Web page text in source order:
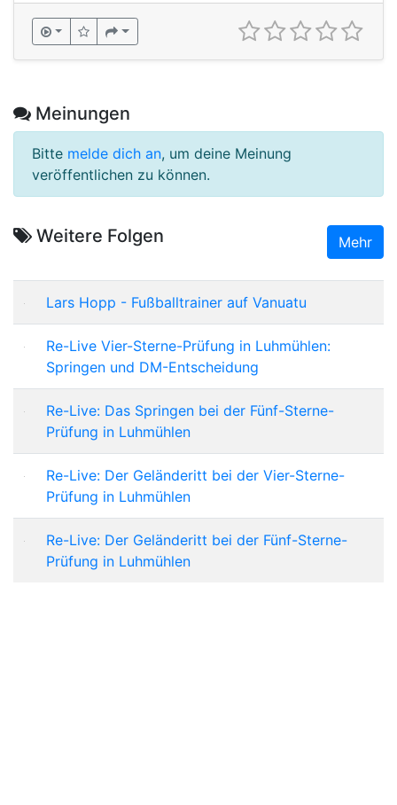
Meinungen
Bitte melde dich an, um deine Meinung
veröffentlichen zu können.
Weitere Folgen Mehr
Lars Hopp - Fußballtrainer auf Vanuatu
Re-Live Vier-Sterne-Prüfung in Luhmühlen:
Springen und DM-Entscheidung
Re-Live: Das Springen bei der Fünf-Sterne-
Prüfung in Luhmühlen
Re-Live: Der Geländeritt bei der Vier-Sterne-
Prüfung in Luhmühlen
Re-Live: Der Geländeritt bei der Fünf-Sterne-
Prüfung in Luhmühlen